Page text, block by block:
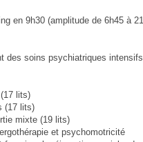
en 9h30 (amplitude de 6h45 à
des soins psychiatriques
lits)
(17 lits)
mixte (19 lits)
et psychomotricité